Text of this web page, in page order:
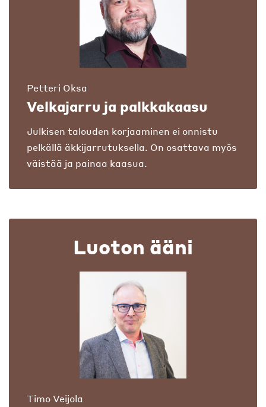
Petteri Oksa
Velkajarru ja palkkakaasu
Julkisen talouden korjaaminen ei onnistu
pelkällä äkkijarrutuksella. On osattava myös
väistää ja painaa kaasua.
Luoton ääni
Timo Veijola